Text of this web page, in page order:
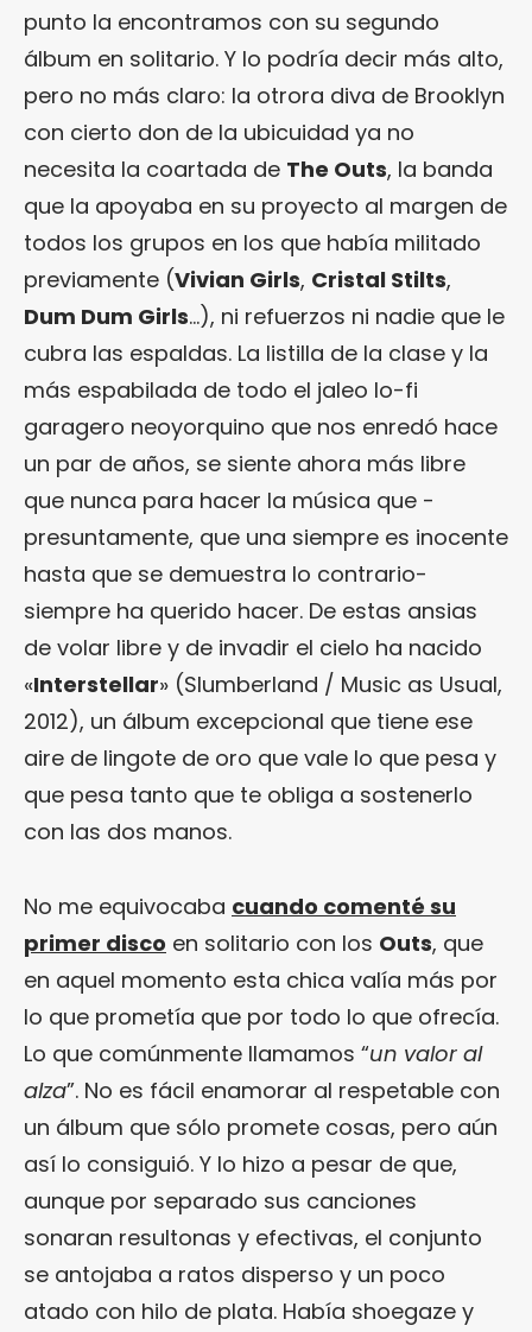
punto la encontramos con su segundo
álbum en solitario. Y lo podría decir más alto,
pero no más claro: la otrora diva de Brooklyn
con cierto don de la ubicuidad ya no
necesita la coartada de The Outs, la banda
que la apoyaba en su proyecto al margen de
todos los grupos en los que había militado
previamente (Vivian Girls, Cristal Stilts,
Dum Dum Girls…), ni refuerzos ni nadie que le
cubra las espaldas. La listilla de la clase y la
más espabilada de todo el jaleo lo-fi
garagero neoyorquino que nos enredó hace
un par de años, se siente ahora más libre
que nunca para hacer la música que -
presuntamente, que una siempre es inocente
hasta que se demuestra lo contrario-
siempre ha querido hacer. De estas ansias
de volar libre y de invadir el cielo ha nacido
«Interstellar» (Slumberland / Music as Usual,
2012), un álbum excepcional que tiene ese
aire de lingote de oro que vale lo que pesa y
que pesa tanto que te obliga a sostenerlo
con las dos manos.
No me equivocaba cuando comenté su
primer disco en solitario con los Outs, que
en aquel momento esta chica valía más por
lo que prometía que por todo lo que ofrecía.
Lo que comúnmente llamamos “un valor al
alza”. No es fácil enamorar al respetable con
un álbum que sólo promete cosas, pero aún
así lo consiguió. Y lo hizo a pesar de que,
aunque por separado sus canciones
sonaran resultonas y efectivas, el conjunto
se antojaba a ratos disperso y un poco
atado con hilo de plata. Había shoegaze y